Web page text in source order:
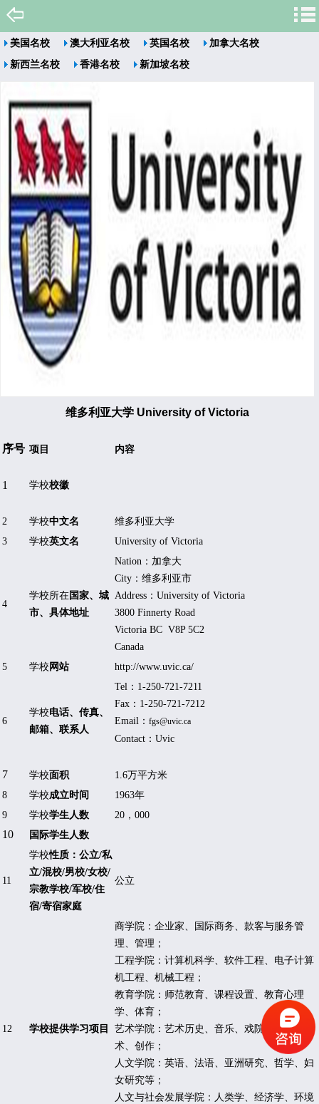
美国名校 澳大利亚名校 英国名校
加拿大名校
新西兰名校
香港名校 新加坡名校
维多利亚大学 University of Victoria
序号 项目 内容
1 学校校徽
2 学校中文名
维多利亚大学
3
学校英文名 University of Victoria
4
学校所在国家、城
市、具体地址
Nation ：加拿大
City ：维多利亚市
Address ： University of Victoria
3800 Finnerty Road
Victoria BC V8P 5C2
Canada
5
学校 网站 http://www.uvic.ca/
6
学校电话、传真、
邮箱、联系人
Tel ： 1-250-721-7211
Fax ： 1-250-721-7212
Email ： fgs@uvic.ca
Contact ： Uvic
7 学校面积 1.6万平方米
8
学校成立时间 1963年
9
学校学生人数 20 ， 000
10 国际学生人数
11
学校性质：公立/私
立/混校/男校/女校/
宗教学校/军校/住
宿/寄宿家庭
公立
12 学校提供学习项目
商学院：企业家、国际商务、款客与服务管
理、管理；
工程学院：计算机科学、软件工程、电子计算
机工程、机械工程；
教育学院：师范教育、课程设置、教育心理
学、体育；
艺术学院：艺术历史、音乐、戏院、视觉艺
术、创作；
人文学院：英语、法语、亚洲研究、哲学、妇
女研究等；
人文与社会发展学院：人类学、经济学、环境